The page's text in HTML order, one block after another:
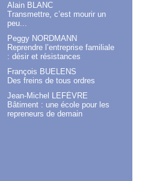
Alain BLANC
Transmettre, c’est mourir un
peu...
Peggy NORDMANN
Reprendre l’entreprise familiale
: désir et résistances
François BUELENS
Des freins de tous ordres
Jean-Michel LEFÈVRE
Bâtiment : une école pour les
repreneurs de demain